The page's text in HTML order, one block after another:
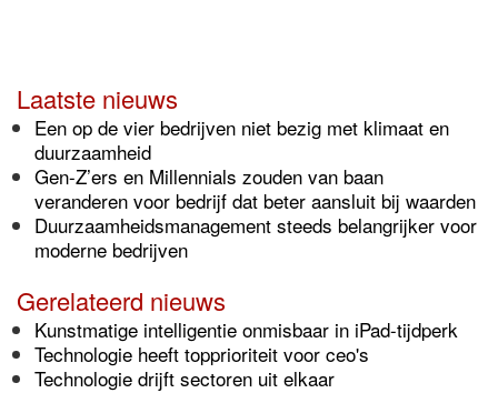
Laatste nieuws
Een op de vier bedrijven niet bezig met klimaat en
duurzaamheid
Gen-Z’ers en Millennials zouden van baan
veranderen voor bedrijf dat beter aansluit bij waarden
Duurzaamheidsmanagement steeds belangrijker voor
moderne bedrijven
Gerelateerd nieuws
Kunstmatige intelligentie onmisbaar in iPad-tijdperk
Technologie heeft topprioriteit voor ceo's
Technologie drijft sectoren uit elkaar